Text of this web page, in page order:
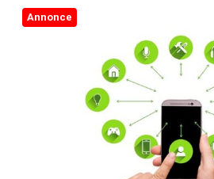
Annonce